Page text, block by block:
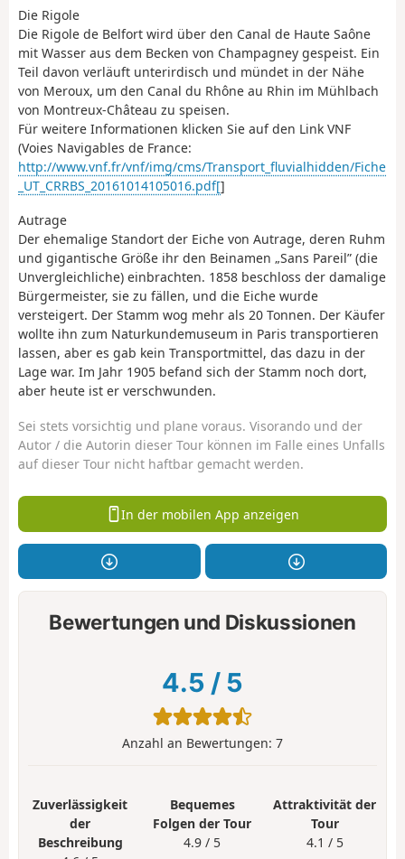
Die Rigole
Die Rigole de Belfort wird über den Canal de Haute Saône
mit Wasser aus dem Becken von Champagney gespeist. Ein
Teil davon verläuft unterirdisch und mündet in der Nähe
von Meroux, um den Canal du Rhône au Rhin im Mühl­bach
von Montreux-Château zu speisen.
Für weitere Informationen klicken Sie auf den Link VNF
(Voies Navigables de France:
http://www.vnf.fr/vnf/img/cms/Transport_fluvialhidden/Fiche
_UT_CRRBS_20161014105016.pdf[]
Autrage
Der ehemalige Standort der Eiche von Autrage, deren Ruhm
und gigantische Größe ihr den Beinamen „Sans Pareil” (die
Unvergleichliche) einbrachten. 1858 beschloss der damalige
Bürgermeister, sie zu fällen, und die Eiche wurde
versteigert. Der Stamm wog mehr als 20 Tonnen. Der Käufer
wollte ihn zum Naturkundemuseum in Paris transportieren
lassen, aber es gab kein Transportmittel, das dazu in der
Lage war. Im Jahr 1905 befand sich der Stamm noch dort,
aber heute ist er verschwunden.
Sei stets vorsichtig und plane voraus. Visorando und der
Autor / die Autorin dieser Tour können im Falle eines Unfalls
auf dieser Tour nicht haftbar gemacht werden.
In der mobilen App anzeigen
Bewertungen und Diskussionen
4.5 / 5
Anzahl an Bewertungen: 7
Zuverlässigkeit
der
Beschreibung
Bequemes
Folgen der Tour
4.9 / 5
Attraktivität der
Tour
4.1 / 5